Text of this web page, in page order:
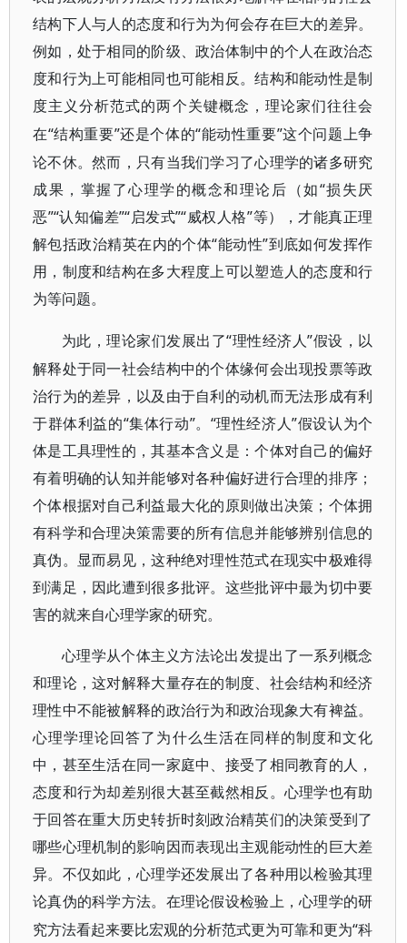
结构下人与人的态度和行为为何会存在巨大的差异。
例如，处于相同的阶级、政治体制中的个人在政治态
度和行为上可能相同也可能相反。结构和能动性是制
度主义分析范式的两个关键概念，理论家们往往会
在“结构重要”还是个体的“能动性重要”这个问题上争
论不休。然而，只有当我们学习了心理学的诸多研究
成果，掌握了心理学的概念和理论后（如“损失厌
恶”“认知偏差”“启发式”“威权人格”等），才能真正理
解包括政治精英在内的个体“能动性”到底如何发挥作
用，制度和结构在多大程度上可以塑造人的态度和行
为等问题。
为此，理论家们发展出了“理性经济人”假设，以
解释处于同一社会结构中的个体缘何会出现投票等政
治行为的差异，以及由于自利的动机而无法形成有利
于群体利益的“集体行动”。“理性经济人”假设认为个
体是工具理性的，其基本含义是：个体对自己的偏好
有着明确的认知并能够对各种偏好进行合理的排序；
个体根据对自己利益最大化的原则做出决策；个体拥
有科学和合理决策需要的所有信息并能够辨别信息的
真伪。显而易见，这种绝对理性范式在现实中极难得
到满足，因此遭到很多批评。这些批评中最为切中要
害的就来自心理学家的研究。
心理学从个体主义方法论出发提出了一系列概念
和理论，这对解释大量存在的制度、社会结构和经济
理性中不能被解释的政治行为和政治现象大有裨益。
心理学理论回答了为什么生活在同样的制度和文化
中，甚至生活在同一家庭中、接受了相同教育的人，
态度和行为却差别很大甚至截然相反。心理学也有助
于回答在重大历史转折时刻政治精英们的决策受到了
哪些心理机制的影响因而表现出主观能动性的巨大差
异。不仅如此，心理学还发展出了各种用以检验其理
论真伪的科学方法。在理论假设检验上，心理学的研
究方法看起来要比宏观的分析范式更为可靠和更为“科